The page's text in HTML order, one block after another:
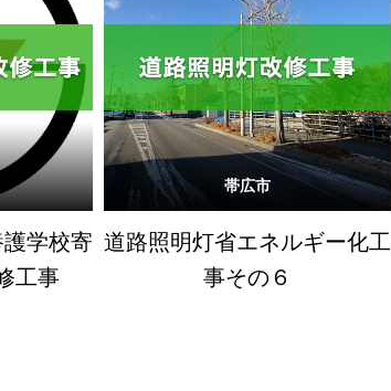
学校寄
工事
帯広市
道路照明灯省エネルギー化工
事その６